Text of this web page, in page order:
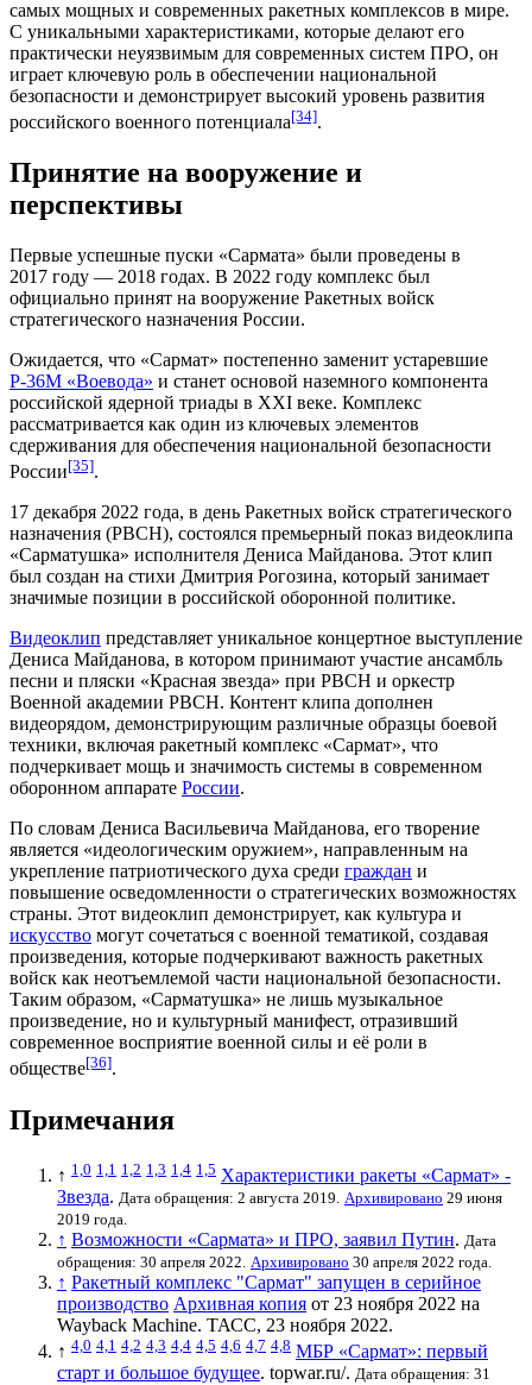
самых мощных и современных ракетных комплексов в мире.
С уникальными характеристиками, которые делают его
практически неуязвимым для современных систем ПРО, он
играет ключевую роль в обеспечении национальной
безопасности и демонстрирует высокий уровень развития
российского военного потенциала[34].
Принятие на вооружение и
перспективы
Первые успешные пуски «Сармата» были проведены в
2017 году — 2018 годах. В 2022 году комплекс был
официально принят на вооружение Ракетных войск
стратегического назначения России.
Ожидается, что «Сармат» постепенно заменит устаревшие
Р-36М «Воевода» и станет основой наземного компонента
российской ядерной триады в XXI веке. Комплекс
рассматривается как один из ключевых элементов
сдерживания для обеспечения национальной безопасности
России[35].
17 декабря 2022 года, в день Ракетных войск стратегического
назначения (РВСН), состоялся премьерный показ видеоклипа
«Сарматушка» исполнителя Дениса Майданова. Этот клип
был создан на стихи Дмитрия Рогозина, который занимает
значимые позиции в российской оборонной политике.
Видеоклип представляет уникальное концертное выступление
Дениса Майданова, в котором принимают участие ансамбль
песни и пляски «Красная звезда» при РВСН и оркестр
Военной академии РВСН. Контент клипа дополнен
видеорядом, демонстрирующим различные образцы боевой
техники, включая ракетный комплекс «Сармат», что
подчеркивает мощь и значимость системы в современном
оборонном аппарате России.
По словам Дениса Васильевича Майданова, его творение
является «идеологическим оружием», направленным на
укрепление патриотического духа среди граждан и
повышение осведомленности о стратегических возможностях
страны. Этот видеоклип демонстрирует, как культура и
искусство могут сочетаться с военной тематикой, создавая
произведения, которые подчеркивают важность ракетных
войск как неотъемлемой части национальной безопасности.
Таким образом, «Сарматушка» не лишь музыкальное
произведение, но и культурный манифест, отразивший
современное восприятие военной силы и её роли в
обществе[36].
Примечания
↑ 1,0 1,1 1,2 1,3 1,4 1,5 Характеристики ракеты «Сармат» -
Звезда. Дата обращения: 2 августа 2019. Архивировано 29 июня
2019 года.
↑ Возможности «Сармата» и ПРО, заявил Путин. Дата
обращения: 30 апреля 2022. Архивировано 30 апреля 2022 года.
↑ Ракетный комплекс "Сармат" запущен в серийное
производство Архивная копия от 23 ноября 2022 на
Wayback Machine. ТАСС, 23 ноября 2022.
↑ 4,0 4,1 4,2 4,3 4,4 4,5 4,6 4,7 4,8 МБР «Сармат»: первый
старт и большое будущее. topwar.ru/. Дата обращения: 31